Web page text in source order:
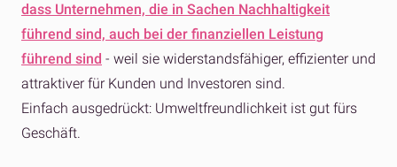
dass Unternehmen, die in Sachen Nachhaltigkeit
führend sind, auch bei der finanziellen Leistung
führend sind - weil sie widerstandsfähiger, effizienter und
attraktiver für Kunden und Investoren sind.
Einfach ausgedrückt: Umweltfreundlichkeit ist gut fürs
Geschäft.